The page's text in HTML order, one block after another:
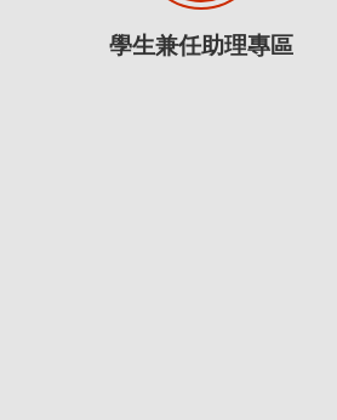
學生兼任助理專區